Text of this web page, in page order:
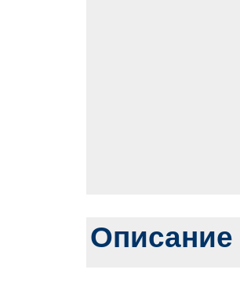
Описание